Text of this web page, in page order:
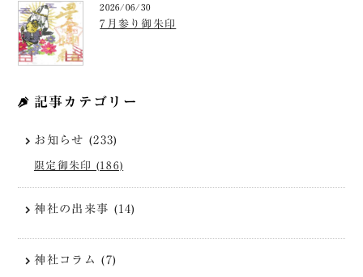
2026/06/30
7月参り御朱印
記事カテゴリー
お知らせ (233)
限定御朱印 (186)
神社の出来事 (14)
神社コラム (7)